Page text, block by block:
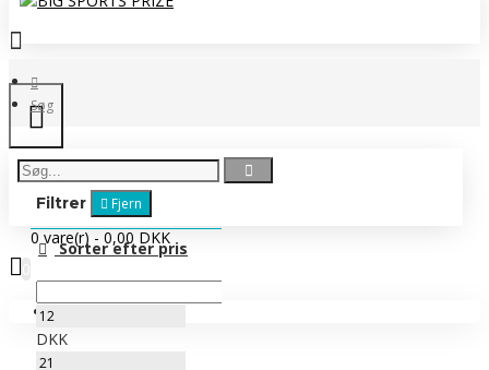
0 vare(r) - 0,00 DKK
Ingen produkter
Søg
Filtrer Fjern
Sorter efter pris
DKK